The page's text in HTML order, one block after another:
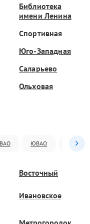
Библиотека
имени Ленина
Спортивная
Юго-Западная
Саларьево
Ольховая
ЮВАО ЮАО
Восточный
Ивановское